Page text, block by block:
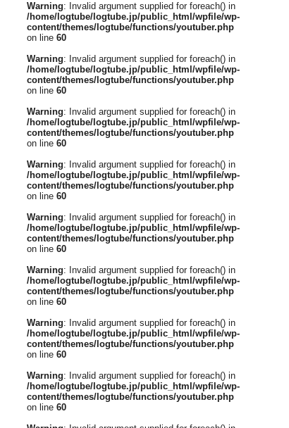
Warning: Invalid argument supplied for foreach() in
/home/logtube/logtube.jp/public_html/wpfile/wp-
content/themes/logtube/functions/youtuber.php
on line 60
Warning: Invalid argument supplied for foreach() in
/home/logtube/logtube.jp/public_html/wpfile/wp-
content/themes/logtube/functions/youtuber.php
on line 60
Warning: Invalid argument supplied for foreach() in
/home/logtube/logtube.jp/public_html/wpfile/wp-
content/themes/logtube/functions/youtuber.php
on line 60
Warning: Invalid argument supplied for foreach() in
/home/logtube/logtube.jp/public_html/wpfile/wp-
content/themes/logtube/functions/youtuber.php
on line 60
Warning: Invalid argument supplied for foreach() in
/home/logtube/logtube.jp/public_html/wpfile/wp-
content/themes/logtube/functions/youtuber.php
on line 60
Warning: Invalid argument supplied for foreach() in
/home/logtube/logtube.jp/public_html/wpfile/wp-
content/themes/logtube/functions/youtuber.php
on line 60
Warning: Invalid argument supplied for foreach() in
/home/logtube/logtube.jp/public_html/wpfile/wp-
content/themes/logtube/functions/youtuber.php
on line 60
Warning: Invalid argument supplied for foreach() in
/home/logtube/logtube.jp/public_html/wpfile/wp-
content/themes/logtube/functions/youtuber.php
on line 60